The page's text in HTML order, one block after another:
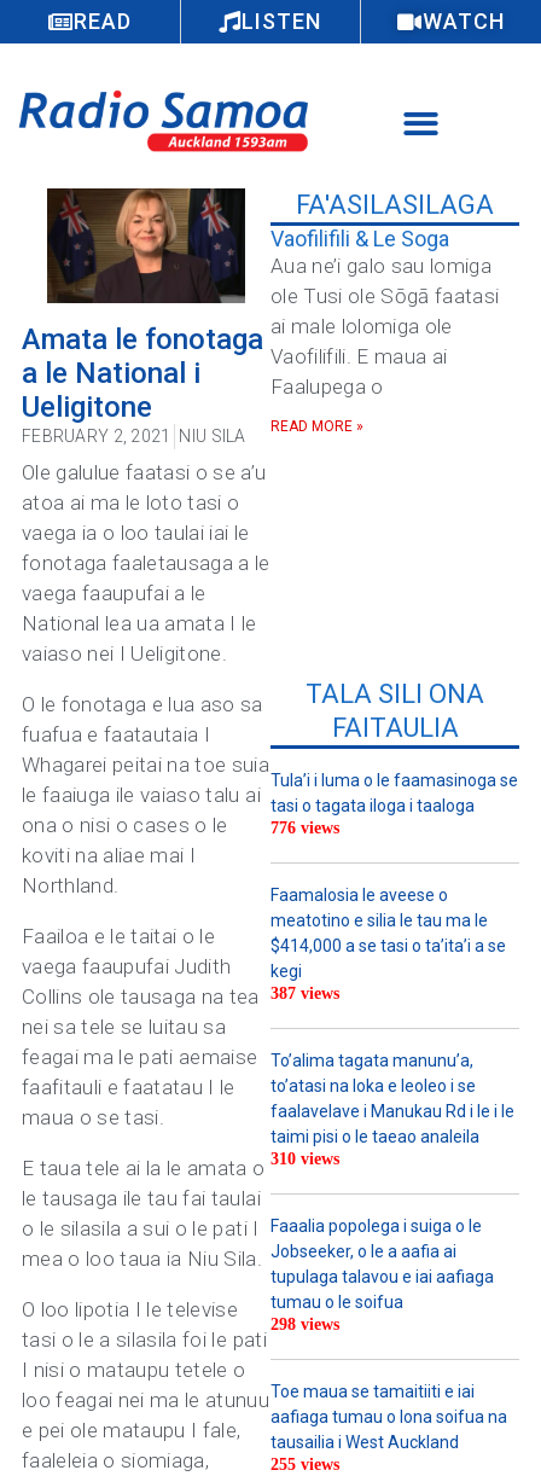
READ LISTEN WATCH
Amata le fonotaga
a le National i
Ueligitone
FEBRUARY 2, 2021 NIU SILA
Ole galulue faatasi o se a’u
atoa ai ma le loto tasi o
vaega ia o loo taulai iai le
fonotaga faaletausaga a le
vaega faaupufai a le
National lea ua amata I le
vaiaso nei I Ueligitone.
O le fonotaga e lua aso sa
fuafua e faatautaia I
Whagarei peitai na toe suia
le faaiuga ile vaiaso talu ai
ona o nisi o cases o le
koviti na aliae mai I
Northland.
Faailoa e le taitai o le
vaega faaupufai Judith
Collins ole tausaga na tea
nei sa tele se luitau sa
feagai ma le pati aemaise
faafitauli e faatatau I le
maua o se tasi.
E taua tele ai la le amata o
le tausaga ile tau fai taulai
o le silasila a sui o le pati I
mea o loo taua ia Niu Sila.
O loo lipotia I le televise
tasi o le a silasila foi le pati
I nisi o mataupu tetele o
loo feagai nei ma le atunuu
e pei ole mataupu I fale,
faaleleia o siomiaga,
FA'ASILASILAGA
Vaofilifili & Le Soga
Aua ne’i galo sau lomiga
ole Tusi ole Sōgā faatasi
ai male lolomiga ole
Vaofilifili. E maua ai
Faalupega o
READ MORE »
TALA SILI ONA
FAITAULIA
Tula’i i luma o le faamasinoga se
tasi o tagata iloga i taaloga
776 views
Faamalosia le aveese o
meatotino e silia le tau ma le
$414,000 a se tasi o ta’ita’i a se
kegi
387 views
To’alima tagata manunu’a,
to’atasi na loka e leoleo i se
faalavelave i Manukau Rd i le i le
taimi pisi o le taeao analeila
310 views
Faaalia popolega i suiga o le
Jobseeker, o le a aafia ai
tupulaga talavou e iai aafiaga
tumau o le soifua
298 views
Toe maua se tamaitiiti e iai
aafiaga tumau o lona soifua na
tausailia i West Auckland
255 views